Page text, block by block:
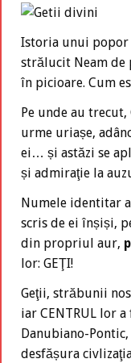
Istoria unui popor
strălucit Neam de
în picioare. Cum
Pe unde au
urme uriașe,
ei… și astăzi se
și admiraţie la
Numele identitar
scris de ei înșiși,
din propriul aur,
lor: GEŢI!
Geţii, străbunii
iar CENTRUL lor
Danubiano-
desfășura